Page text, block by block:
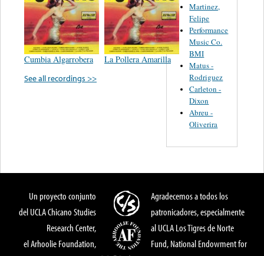
Cumbia Algarrobera
La Pollera Amarilla
See all recordings >>
Martinez,
Felipe
Performance
Music Co.
BMI
Matus -
Rodriguez
Carleton -
Dixon
Abreu -
Oliverira
Un proyecto conjunto
del UCLA Chicano Studies
Research Center,
el Arhoolie Foundation,
Agradecemos a todos los
patronicadores, especialmente
al UCLA Los Tigres de Norte
Fund, National Endowment for